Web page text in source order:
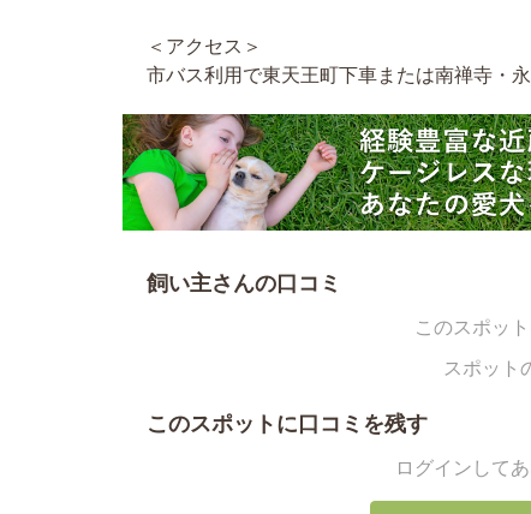
＜アクセス＞
市バス利用で東天王町下車または南禅寺・
飼い主さんの口コミ
このスポッ
スポット
このスポットに口コミを残す
ログインして